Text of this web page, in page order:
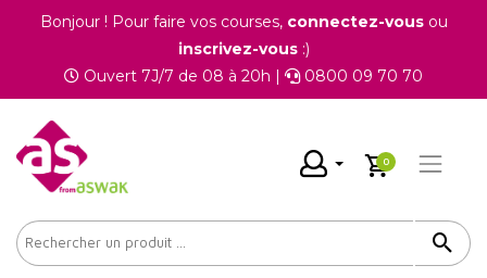
Bonjour ! Pour faire vos courses, connectez-vousou
inscrivez-vous:)
Ouvert 7J/7 de 08 à 20h |
0800 09 70 70
0